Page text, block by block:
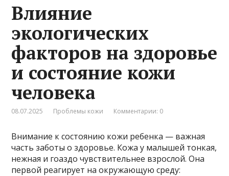
Влияние
экологических
факторов на здоровье
и состояние кожи
человека
08.07.2025 Проблемы кожи Комментарии: 0
Внимание к состоянию кожи ребенка — важная
часть заботы о здоровье. Кожа у малышей тонкая,
нежная и гоаздо чувствительнее взрослой. Она
первой реагирует на окружающую среду: